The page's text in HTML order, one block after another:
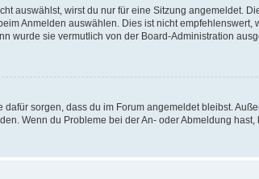
auswählst, wirst du nur für eine Sitzung angemeldet.
Anmelden auswählen. Dies ist nicht
wurde sie vermutlich von der Board-Administration
dafür sorgen, dass du im Forum angemeldet bleibst.
Wenn du Probleme bei der An- oder Abmeldung